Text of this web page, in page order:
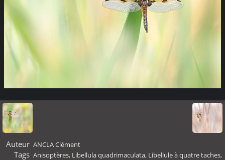
Auteur ANCLA Clément
Tags Anisoptères, Libellula quadrimaculata, Libellule à quatre taches,